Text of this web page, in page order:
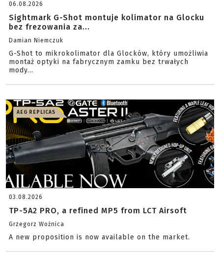
06.08.2026
Sightmark G-Shot montuje kolimator na Glocku
bez frezowania za...
Damian Niemczuk
G-Shot to mikrokolimator dla Glocków, który umożliwia
montaż optyki na fabrycznym zamku bez trwałych
mody...
AEG REPLICAS
03.08.2026
TP-5A2 PRO, a refined MP5 from LCT Airsoft
Grzegorz Woźnica
A new proposition is now available on the market.